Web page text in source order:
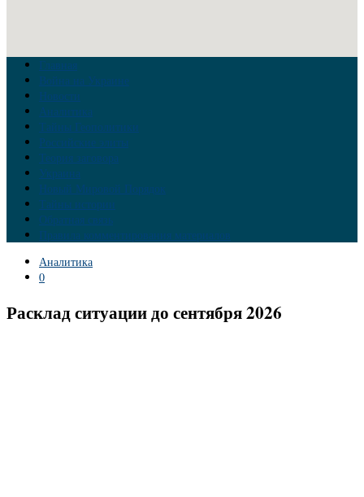
Главная
Война на Украине
Новости
Аналитика
Тайны Геополитики
Российские элиты
Теория заговора
Украина
Новый Мировой Порядок
Тайны истории
Обратная связь
Правила комментирования материалов
Аналитика
0
Расклад ситуации до сентября 2026